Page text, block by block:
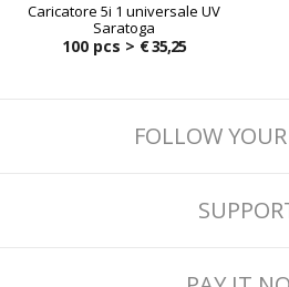
Caricatore 5i 1 universale UV
Saratoga
100 pcs > € 35,25
FOLLOW